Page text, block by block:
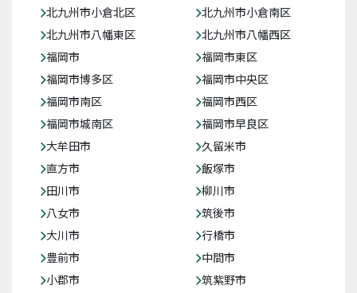
北九州市小倉北区
北九州市小倉南区
北九州市八幡東区
北九州市八幡西区
福岡市
福岡市東区
福岡市博多区
福岡市中央区
福岡市南区
福岡市西区
福岡市城南区
福岡市早良区
大牟田市
久留米市
直方市
飯塚市
田川市
柳川市
八女市
筑後市
大川市
行橋市
豊前市
中間市
小郡市
筑紫野市